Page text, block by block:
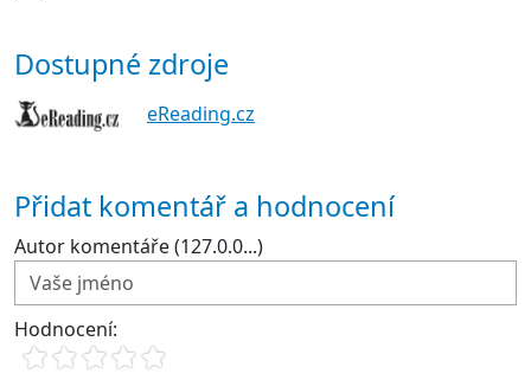
Dostupné zdroje
eReading.cz
Přidat komentář a hodnocení
Autor komentáře (127.0.0...)
Hodnocení: